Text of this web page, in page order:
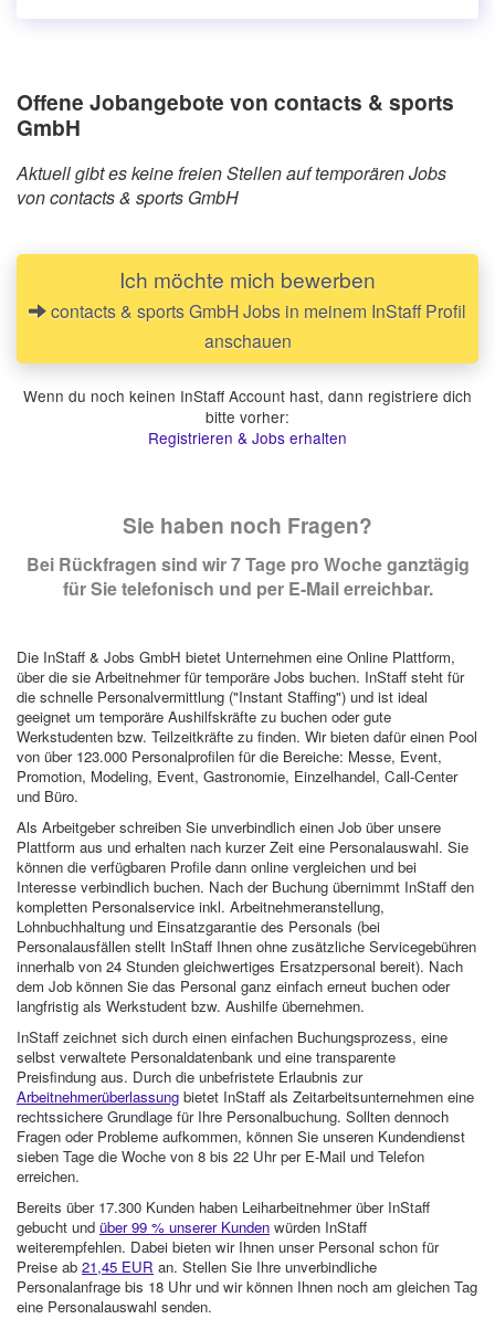
Offene Jobangebote von contacts & sports
GmbH
Aktuell gibt es keine freien Stellen auf temporären Jobs
von contacts & sports GmbH
Ich möchte mich bewerben
contacts & sports GmbH Jobs in meinem InStaff Profil
anschauen
Wenn du noch keinen InStaff Account hast, dann registriere dich
bitte vorher:
Registrieren & Jobs erhalten
Sie haben noch Fragen?
Bei Rückfragen sind wir 7 Tage pro Woche ganztägig
für Sie telefonisch und per E-Mail erreichbar.
Die InStaff & Jobs GmbH bietet Unternehmen eine Online Plattform,
über die sie Arbeitnehmer für temporäre Jobs buchen. InStaff steht für
die schnelle Personalvermittlung ("Instant Staffing") und ist ideal
geeignet um temporäre Aushilfskräfte zu buchen oder gute
Werkstudenten bzw. Teilzeitkräfte zu finden. Wir bieten dafür einen Pool
von über 123.000 Personalprofilen für die Bereiche: Messe, Event,
Promotion, Modeling, Event, Gastronomie, Einzelhandel, Call-Center
und Büro.
Als Arbeitgeber schreiben Sie unverbindlich einen Job über unsere
Plattform aus und erhalten nach kurzer Zeit eine Personalauswahl. Sie
können die verfügbaren Profile dann online vergleichen und bei
Interesse verbindlich buchen. Nach der Buchung übernimmt InStaff den
kompletten Personalservice inkl. Arbeitnehmeranstellung,
Lohnbuchhaltung und Einsatzgarantie des Personals (bei
Personalausfällen stellt InStaff Ihnen ohne zusätzliche Servicegebühren
innerhalb von 24 Stunden gleichwertiges Ersatzpersonal bereit). Nach
dem Job können Sie das Personal ganz einfach erneut buchen oder
langfristig als Werkstudent bzw. Aushilfe übernehmen.
InStaff zeichnet sich durch einen einfachen Buchungsprozess, eine
selbst verwaltete Personaldatenbank und eine transparente
Preisfindung aus. Durch die unbefristete Erlaubnis zur
Arbeitnehmerüberlassung bietet InStaff als Zeitarbeitsunternehmen eine
rechtssichere Grundlage für Ihre Personalbuchung. Sollten dennoch
Fragen oder Probleme aufkommen, können Sie unseren Kundendienst
sieben Tage die Woche von 8 bis 22 Uhr per E-Mail und Telefon
erreichen.
Bereits über 17.300 Kunden haben Leiharbeitnehmer über InStaff
gebucht und über 99 % unserer Kunden würden InStaff
weiterempfehlen. Dabei bieten wir Ihnen unser Personal schon für
Preise ab 21,45 EUR an. Stellen Sie Ihre unverbindliche
Personalanfrage bis 18 Uhr und wir können Ihnen noch am gleichen Tag
eine Personalauswahl senden.